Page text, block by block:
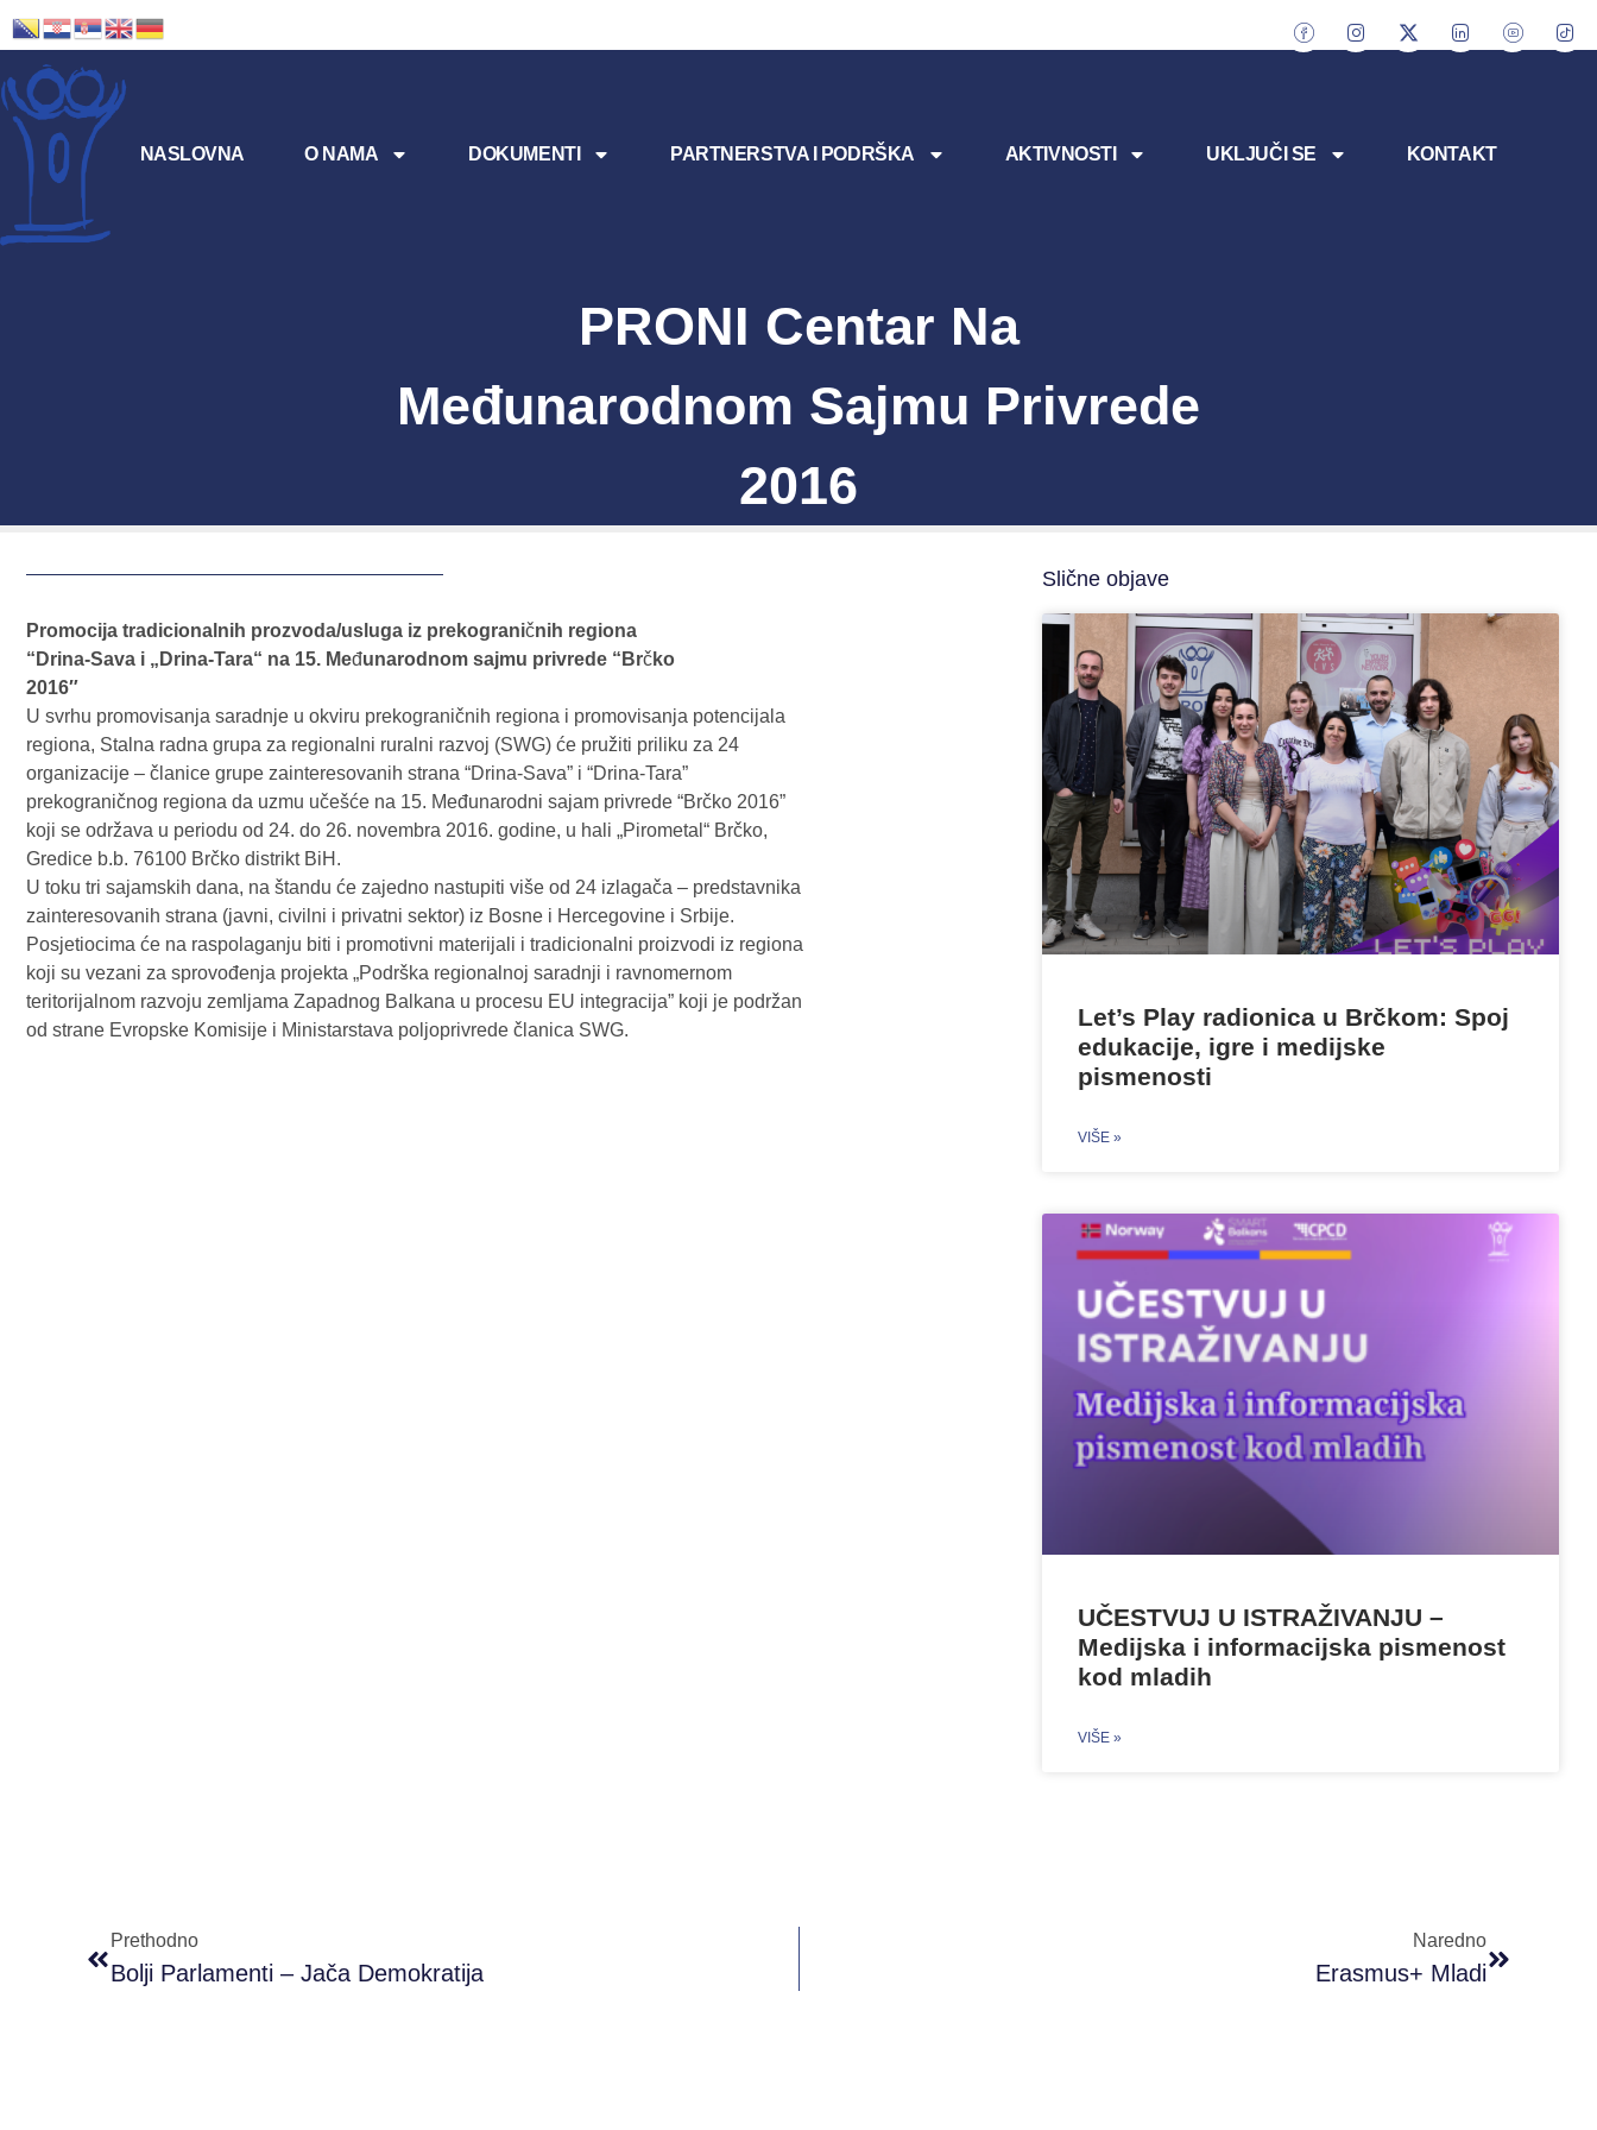
NASLOVNA O NAMA DOKUMENTI PARTNERSTVA I PODRŠKA AKTIVNOSTI UKLJUČI SE KONTAKT
PRONI Centar Na
Međunarodnom Sajmu Privrede
2016
Promocija tradicionalnih prozvoda/usluga iz prekograničnih regiona
“Drina-Sava i „Drina-Tara“ na 15. Međunarodnom sajmu privrede “Brčko
2016″
U svrhu promovisanja saradnje u okviru prekograničnih regiona i promovisanja potencijala
regiona, Stalna radna grupa za regionalni ruralni razvoj (SWG) će pružiti priliku za 24
organizacije – članice grupe zainteresovanih strana “Drina-Sava” i “Drina-Tara”
prekograničnog regiona da uzmu učešće na 15. Međunarodni sajam privrede “Brčko 2016”
koji se održava u periodu od 24. do 26. novembra 2016. godine, u hali „Pirometal“ Brčko,
Gredice b.b. 76100 Brčko distrikt BiH.
U toku tri sajamskih dana, na štandu će zajedno nastupiti više od 24 izlagača – predstavnika
zainteresovanih strana (javni, civilni i privatni sektor) iz Bosne i Hercegovine i Srbije.
Posjetiocima će na raspolaganju biti i promotivni materijali i tradicionalni proizvodi iz regiona
koji su vezani za sprovođenja projekta „Podrška regionalnoj saradnji i ravnomernom
teritorijalnom razvoju zemljama Zapadnog Balkana u procesu EU integracija” koji je podržan
od strane Evropske Komisije i Ministarstava poljoprivrede članica SWG.
Slične objave
Let’s Play radionica u Brčkom: Spoj
edukacije, igre i medijske
pismenosti
VIŠE »
UČESTVUJ U ISTRAŽIVANJU –
Medijska i informacijska pismenost
kod mladih
VIŠE »
Prethodno
Bolji Parlamenti – Jača Demokratija
Naredno
Erasmus+ Mladi